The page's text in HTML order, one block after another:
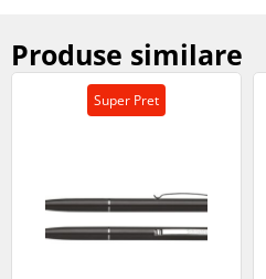
Produse similare
Super Pret